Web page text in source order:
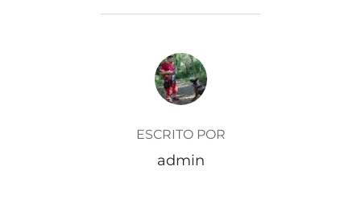
AUTOR DE LA ENTRADA
ESCRITO POR
admin